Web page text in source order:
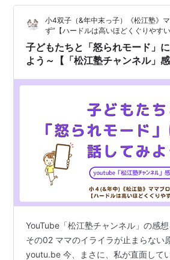
らっと変える必要がある。 勉強はテ
ではない。 勉強は授業中にどれだけ
に着けるか。 昼間の時間を頑張る！
そして、…
小4双子（&年中末っ子）《松江塾》
ず”【ハードルは高いほどくぐりやすい
子どもたちと「怒られモード」
よう～【「松江塾チャンネル」
YouTube「松江塾チャンネル」の感想
その02 ママのイライラが止まらない
youtu.be 今、まさに、私が直面して